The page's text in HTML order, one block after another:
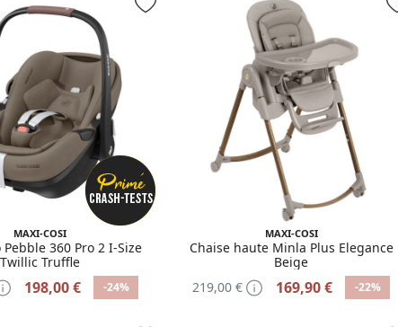
MAXI-COSI
360 Pro 2 I-Size
Twillic Truffle
198,00 € -24%
MAXI-COSI
Chaise haute Minla Plus Elegance
Beige
219,00 €
169,90 € -22%